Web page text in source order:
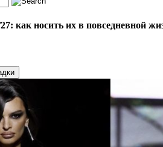
как носить их в повседневной